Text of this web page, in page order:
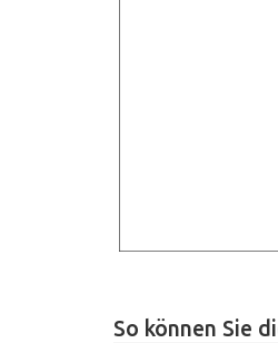
So können Sie